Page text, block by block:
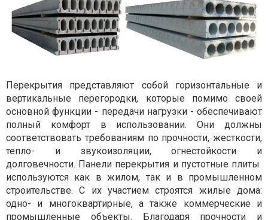
Перекрытия представляют собой горизонтальные и
вертикальные перегородки, которые помимо своей
основной функции - передачи нагрузки - обеспечивают
полный комфорт в использовании. Они должны
соответствовать требованиям по прочности, жесткости,
тепло- и звукоизоляции, огнестойкости и
долговечности. Панели перекрытия и пустотные плиты
используются как в жилом, так и в промышленном
строительстве. С их участием строятся жилые дома:
одно- и многоквартирные, а также коммерческие и
промышленные объекты. Благодаря прочности и